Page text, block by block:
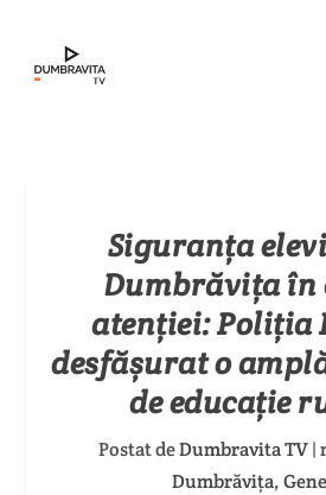
Siguranța
Dumbrăvița în
atenției: Poliția
desfășurat o
de educație
Postat deDumbravita TV|
Dumbrăvița,